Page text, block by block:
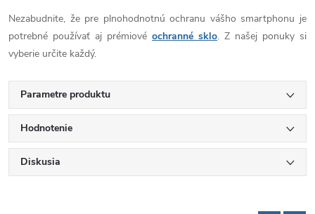
Nezabudnite, že pre plnohodnotnú ochranu vášho smartphonu je
potrebné používať aj prémiové ochranné sklo. Z našej ponuky si
vyberie určite každý.
Parametre produktu
Hodnotenie
Diskusia